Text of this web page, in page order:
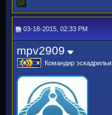
03-18-2015, 02:33 PM
mpv2909
Командир эскадрильи